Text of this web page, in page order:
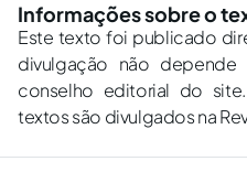
Informações sobre o
Este texto foi publicado
divulgação não
conselho editorial do
textos são divulgados na